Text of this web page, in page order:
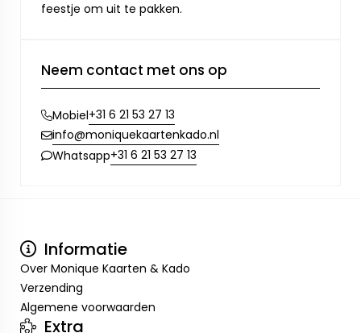
feestje om uit te pakken.
Neem contact met ons op
Mobiel+31 6 21 53 27 13
info@moniquekaartenkado.nl
Whatsapp+31 6 21 53 27 13
Informatie
Over Monique Kaarten & Kado
Verzending
Algemene voorwaarden
Extra